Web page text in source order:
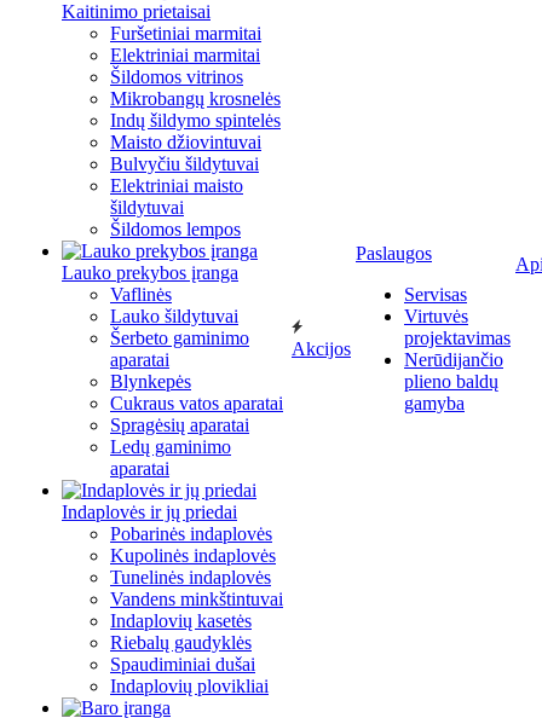
Kaitinimo prietaisai
Furšetiniai marmitai
Elektriniai marmitai
Šildomos vitrinos
Mikrobangų krosnelės
Indų šildymo spintelės
Maisto džiovintuvai
Bulvyčiu šildytuvai
Elektriniai maisto
šildytuvai
Šildomos lempos
Lauko prekybos įranga
Vaflinės
Lauko šildytuvai
Šerbeto gaminimo
aparatai
Blynkepės
Cukraus vatos aparatai
Spragėsių aparatai
Ledų gaminimo
aparatai
Indaplovės ir jų priedai
Pobarinės indaplovės
Kupolinės indaplovės
Tunelinės indaplovės
Vandens minkštintuvai
Indaplovių kasetės
Riebalų gaudyklės
Spaudiminiai dušai
Indaplovių plovikliai
Akcijos
Paslaugos
Servisas
Virtuvės
projektavimas
Nerūdijančio
plieno baldų
gamyba